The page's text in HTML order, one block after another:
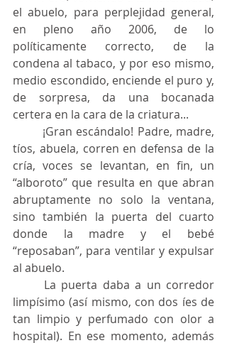
el abuelo, para perplejidad general,
en pleno año 2006, de lo
políticamente correcto, de la
condena al tabaco, y por eso mismo,
medio escondido, enciende el puro y,
de sorpresa, da una bocanada
certera en la cara de la criatura...
tíos, abuela, corren en defensa de la
cría, voces se levantan, en fin, un
“alboroto” que resulta en que abran
abruptamente no solo la ventana,
sino también la puerta del cuarto
donde la madre y el bebé
“reposaban”, para ventilar y expulsar
al abuelo.
limpísimo (así mismo, con dos íes de
tan limpio y perfumado con olor a
hospital). En ese momento, además